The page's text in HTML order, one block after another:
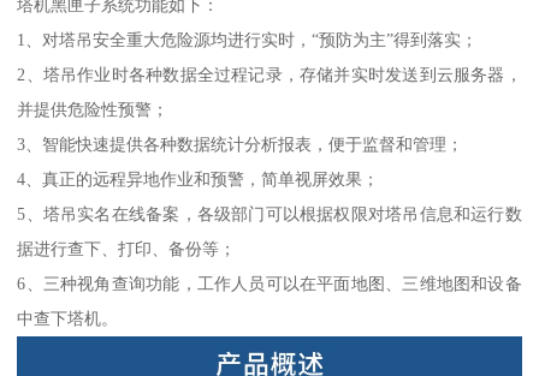
塔机黑匣子系统功能如下：
1、对塔吊安全重大危险源均进行实时，“预防为主”得到落实；
2、塔吊作业时各种数据全过程记录，存储并实时发送到云服务器，
并提供危险性预警；
3、智能快速提供各种数据统计分析报表，便于监督和管理；
4、真正的远程异地作业和预警，简单视屏效果；
5、塔吊实名在线备案，各级部门可以根据权限对塔吊信息和运行数
据进行查下、打印、备份等；
6、三种视角查询功能，工作人员可以在平面地图、三维地图和设备
中查下塔机。